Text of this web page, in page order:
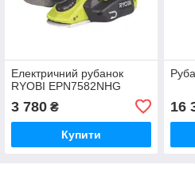
Електричний рубанок
RYOBI EPN7582NHG
3 780₴
Купити
16